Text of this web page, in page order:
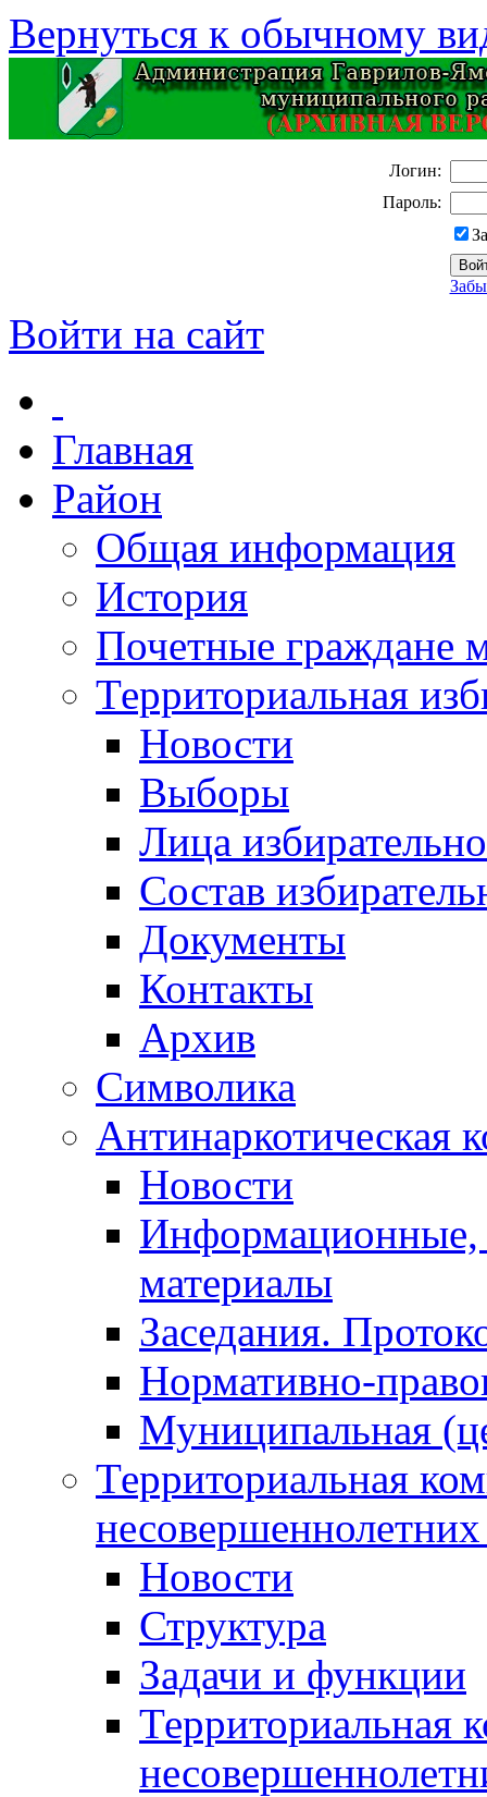
Вернуться к обычному
Логин:
Пароль:
Войти на сайт
Главная
Район
Общая информация
История
Почетные граждане
Территориальная
Новости
Выборы
Лица
Состав
Документы
Контакты
Архив
Символика
Антинаркотическая
Новости
Информационные,
материалы
Заседания.
Нормативно-
Муниципальная
Территориальная
Новости
Структура
Задачи и функции
Территориальная